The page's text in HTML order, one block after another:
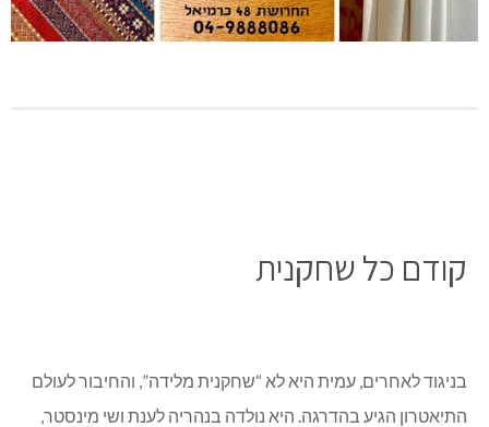
קודם כל שחקנית
בניגוד לאחרים, עמית היא לא “שחקנית מלידה”, והחיבור לעולם
התיאטרון הגיע בהדרגה. היא נולדה בנהריה לענת ושי מינסטר,